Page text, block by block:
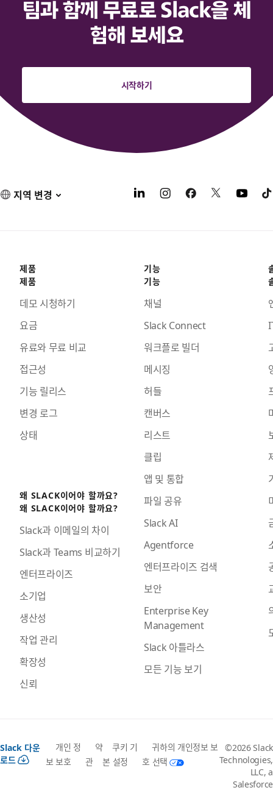
팀과 함께 무료로 Slack을 체
험해 보세요
시작하기
지역 변경
제품
제품
데모 시청하기
요금
유료와 무료 비교
접근성
기능 릴리스
변경 로그
상태
왜 SLACK이어야 할까요?
왜 SLACK이어야 할까요?
Slack과 이메일의 차이
Slack과 Teams 비교하기
엔터프라이즈
소기업
생산성
작업 관리
확장성
신뢰
기능
기능
채널
Slack Connect
워크플로 빌더
메시징
허들
캔버스
리스트
클립
앱 및 통합
파일 공유
Slack AI
Agentforce
엔터프라이즈 검색
보안
Enterprise Key
Management
Slack 아틀라스
모든 기능 보기
Slack 다운
로드
개인 정
보 보호
약
관
쿠키 기
본 설정
귀하의 개인정보 보
호 선택
©2026 Slack
Technologies,
LLC, a
Salesforce